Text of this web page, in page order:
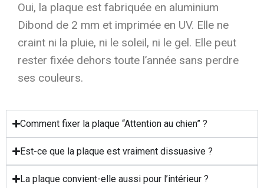
Oui, la plaque est fabriquée en aluminium
Dibond de 2 mm et imprimée en UV. Elle ne
craint ni la pluie, ni le soleil, ni le gel. Elle peut
rester fixée dehors toute l’année sans perdre
ses couleurs.
Comment fixer la plaque “Attention au chien” ?
Est-ce que la plaque est vraiment dissuasive ?
La plaque convient-elle aussi pour l’intérieur ?